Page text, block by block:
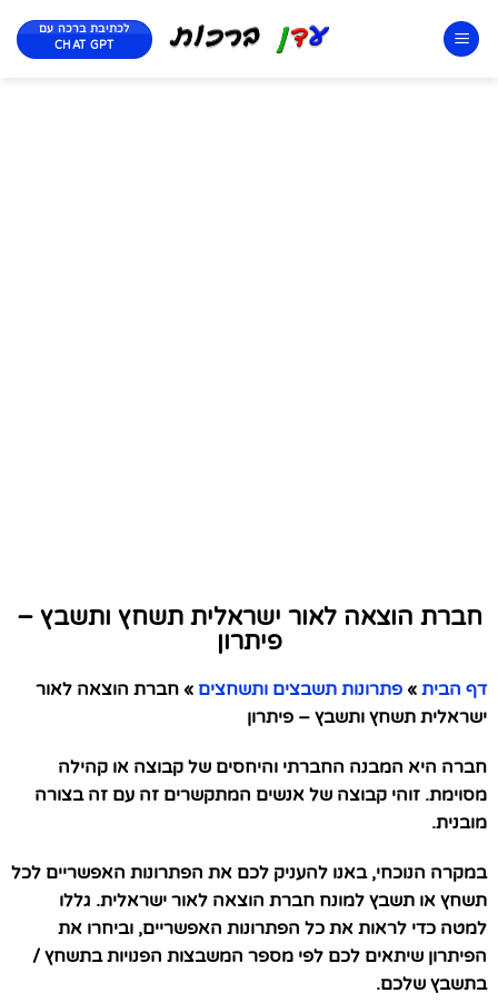
לכתיבת ברכה עם
CHAT GPT
חברת הוצאה לאור ישראלית תשחץ ותשבץ –
פיתרון
דף הבית » פתרונות תשבצים ותשחצים » חברת הוצאה לאור
ישראלית תשחץ ותשבץ – פיתרון
חברה היא המבנה החברתי והיחסים של קבוצה או קהילה
מסוימת. זוהי קבוצה של אנשים המתקשרים זה עם זה בצורה
מובנית.
במקרה הנוכחי, באנו להעניק לכם את הפתרונות האפשריים לכל
תשחץ או תשבץ למונח חברת הוצאה לאור ישראלית. גללו
למטה כדי לראות את כל הפתרונות האפשריים, וביחרו את
הפיתרון שיתאים לכם לפי מספר המשבצות הפנויות בתשחץ /
בתשבץ שלכם.